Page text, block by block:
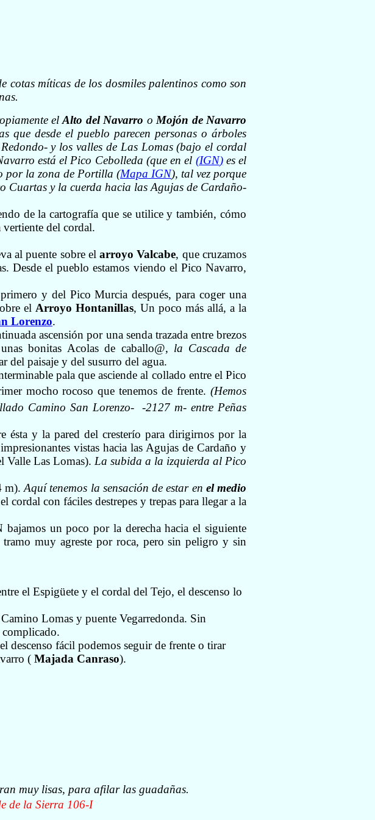
míticas de los dosmiles palentinos como son
elAlto del Navarro oMojón de Navarro
que desde el pueblo parecen personas o árboles
y los valles de Las Lomas (bajo el cordal
está el Pico Cebolleda (que en el (IGN)es el
por la zona de Portilla (Mapa IGN), tal vez porque
Cuartas y la cuerda hacia las Agujas de Cardaño-
de la cartografía que se utilice y también, cómo
del cordal.
al puente sobre elarroyo Valcabe, que cruzamos
Desde el pueblo estamos viendo el Pico Navarro,
y del Pico Murcia después, para coger una
elArroyo Hontanillas, Un poco más allá, a la
Lorenzo.
ascensión por una senda trazada entre brezos
unas bonitasAcolas de caballo@, la Cascada de
del paisaje y del susurro del agua.
pala que asciende al collado entre el Pico
mocho rocoso que tenemos de frente.(Hemos
Camino San Lorenzo-
-2127 m- entre Peñas
ésta y la pared del cresterío para dirigirnos por la
vistas hacia las Agujas de Cardaño y
Valle Las Lomas). La subida a la izquierda al Pico
m). Aquí tenemos la sensación de estar en el medio
cordal con fáciles destrepes y trepas para llegar a la
un poco por la derecha hacia el siguiente
muy agreste por roca, pero sin peligro y sin
el Espigüete y el cordal del Tejo, el descenso lo
Lomas y puente Vegarredonda. Sin
complicado.
descenso fácil podemos seguir de frente o tirar
( Majada Canraso).
muy lisas, para afilar las guadañas.
de la Sierra 106-I